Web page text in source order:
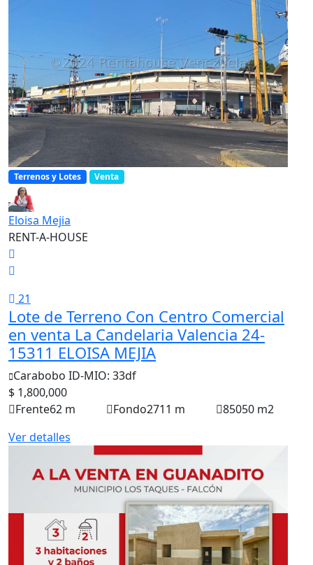
Terrenos y Lotes Venta
Eloisa Mejia
RENT-A-HOUSE
21
Lote de Terreno Con Centro Comercial
en venta La Candelaria Valencia 24-
15311 ELOISA MEJIA
Carabobo ID-MIO: 33df
$ 1,800,000
Frente62 m Fondo2711 m
85050 m2
Ver detalles